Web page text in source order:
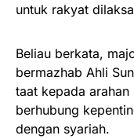
untuk rakyat
Beliau berkata,
bermazhab Ahli
taat kepada
berhubung
dengan syariah.